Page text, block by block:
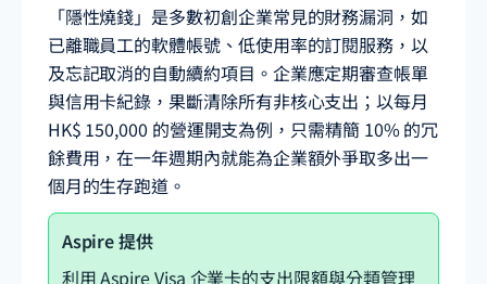
「隱性燒錢」是多數初創企業常見的財務漏洞，如
已離職員工的軟體帳號、低使用率的訂閱服務，以
及忘記取消的自動續約項目。企業應定期審查帳單
與信用卡紀錄，果斷清除所有非核心支出；以每月
HK$ 150,000 的營運開支為例，只需精簡 10% 的冗
餘費用，在一年週期內就能為企業額外爭取多出一
個月的生存跑道。
Aspire 提供
利用 Aspire Visa 企業卡的支出限額與分類管理